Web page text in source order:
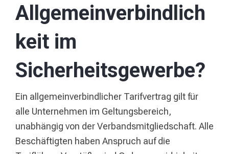
Allgemeinverbindlich
keit im
Sicherheitsgewerbe?
Ein allgemeinverbindlicher Tarifvertrag gilt für
alle Unternehmen im Geltungsbereich,
unabhängig von der Verbandsmitgliedschaft. Alle
Beschäftigten haben Anspruch auf die